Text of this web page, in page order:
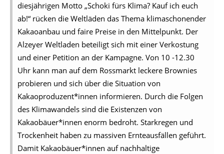
diesjährigen Motto „Schoki fürs Klima? Kauf ich euch
ab!“ rücken die Weltläden das Thema klimaschonender
Kakaoanbau und faire Preise in den Mittelpunkt. Der
Alzeyer Weltladen beteiligt sich mit einer Verkostung
und einer Petition an der Kampagne. Von 10 -12.30
Uhr kann man auf dem Rossmarkt leckere Brownies
probieren und sich über die Situation von
Kakaoproduzent*innen informieren. Durch die Folgen
des Klimawandels sind die Existenzen von
Kakaobäuer*innen enorm bedroht. Starkregen und
Trockenheit haben zu massiven Ernteausfällen geführt.
Damit Kakaobäuer*innen auf nachhaltige